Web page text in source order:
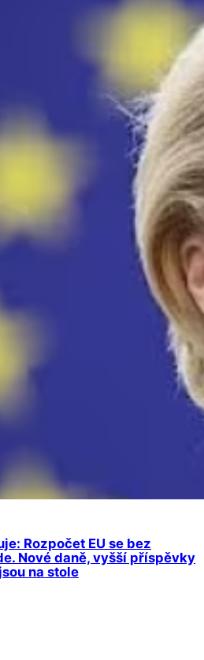
Rozpočet EU se bez
Nové daně, vyšší příspěvky
na stole